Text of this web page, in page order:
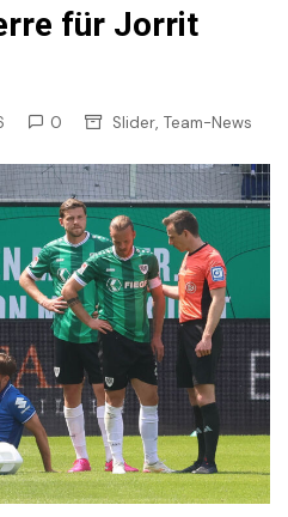
für Jorrit
0 Slider, Team-News